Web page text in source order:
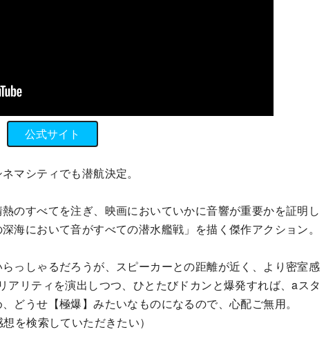
公式サイト
マシティでも潜航決定。
のすべてを注ぎ、映画においていかに音響が重要かを証明し
海において音がすべての潜水艦戦」を描く傑作アクション。
っしゃるだろうが、スピーカーとの距離が近く、より密室感
リティを演出しつつ、ひとたびドカンと爆発すれば、aスタ
どうせ【極爆】みたいなものになるので、心配ご無用。
を検索していただきたい）